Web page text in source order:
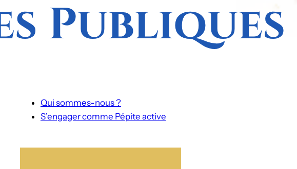
Le Bureau National
Nos Délégations Territoriales
Notre mission
Qui sommes-nous ?
S’engager comme Pépite active